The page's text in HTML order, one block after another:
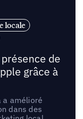
locale
de
grâce à
a amélioré
dans des